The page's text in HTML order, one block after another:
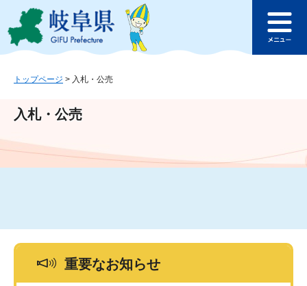
ジ
ュ
文
このページの本文へ
ュ
トップページ > 入札・公売
入札・公売
重要なお知らせ